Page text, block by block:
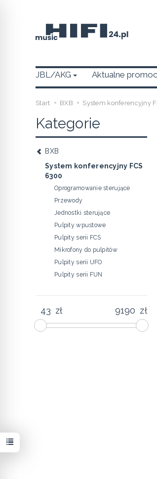
JBL/AKG Aktualne
Start BXB System konferencyjny
Kategorie
BXB
System konferencyjny FCS
6300
Oprogramowanie sterujące
Przewody
Jednostki sterujące
Pulpity wpustowe
Pulpity serii FCS
Mikrofony do pulpitów
Pulpity serii UFO
Pulpity serii FUN
zł zł